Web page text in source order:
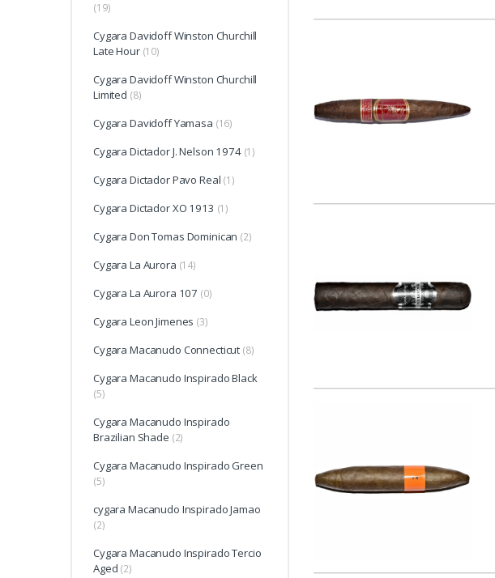
(19)
Cygara Davidoff Winston Churchill
Late Hour (10)
Cygara Davidoff Winston Churchill
Limited (8)
Cygara Davidoff Yamasa (16)
Cygara Dictador J. Nelson 1974 (1)
Cygara Dictador Pavo Real (1)
Cygara Dictador XO 1913 (1)
Cygara Don Tomas Dominican (2)
Cygara La Aurora (14)
Cygara La Aurora 107 (0)
Cygara Leon Jimenes (3)
Cygara Macanudo Connecticut (8)
Cygara Macanudo Inspirado Black
(5)
Cygara Macanudo Inspirado
Brazilian Shade (2)
Cygara Macanudo Inspirado Green
(5)
cygara Macanudo Inspirado Jamao
(2)
Cygara Macanudo Inspirado Tercio
Aged (2)